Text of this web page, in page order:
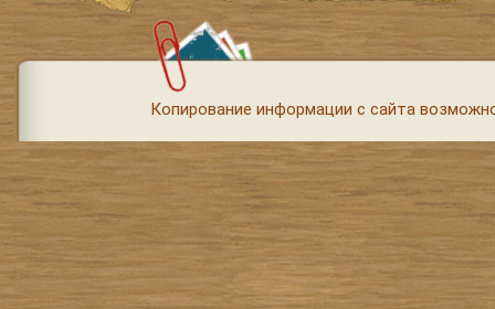
Копирование информации с сайта